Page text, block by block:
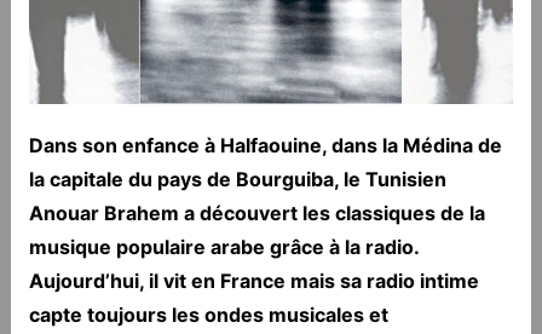
Dans son enfance à Halfaouine, dans la Médina de
la capitale du pays de Bourguiba, le Tunisien
Anouar Brahem a découvert les classiques de la
musique populaire arabe grâce à la radio.
Aujourd’hui, il vit en France mais sa radio intime
capte toujours les ondes musicales et